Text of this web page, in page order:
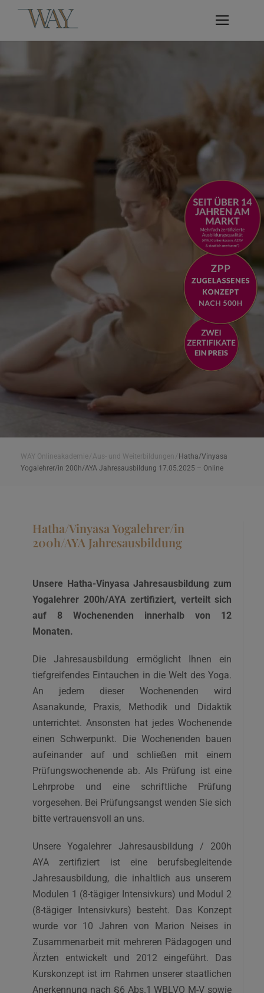
WAY Onlineakademie/ Aus- und Weiterbildungen / Hatha/Vinyasa
Yogalehrer/in 200h/AYA Jahresausbildung 17.05.2025 – Online
Hatha/Vinyasa Yogalehrer/in
200h/AYA Jahresausbildung
Unsere Hatha-Vinyasa Jahresausbildung zum
Yogalehrer 200h/AYA zertifiziert, verteilt sich
auf 8 Wochenenden innerhalb von 12
Monaten.
Die Jahresausbildung ermöglicht Ihnen ein
tiefgreifendes Eintauchen in die Welt des Yoga.
An jedem dieser Wochenenden wird
Asanakunde, Praxis, Methodik und Didaktik
unterrichtet. Ansonsten hat jedes Wochenende
einen Schwerpunkt. Die Wochenenden bauen
aufeinander auf und schließen mit einem
Prüfungswochenende ab. Als Prüfung ist eine
Lehrprobe und eine schriftliche Prüfung
vorgesehen. Bei Prüfungsangst wenden Sie sich
bitte vertrauensvoll an uns.
Unsere Yogalehrer Jahresausbildung / 200h
AYA zertifiziert ist eine berufsbegleitende
Jahresausbildung, die inhaltlich aus unserem
Modulen 1 (8-tägiger Intensivkurs) und Modul 2
(8-tägiger Intensivkurs) besteht. Das Konzept
wurde vor 10 Jahren von Marion Neises in
Zusammenarbeit mit mehreren Pädagogen und
Ärzten entwickelt und 2012 eingeführt. Das
Kurskonzept ist im Rahmen unserer staatlichen
Anerkennung nach §6 Abs.1 WBLVO M-V sowie